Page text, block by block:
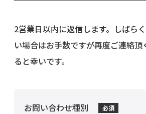
2営業日以内に返信します。しばら
い場合はお手数ですが再度ご連絡頂
ると幸いです。
お問い合わせ種別 必須